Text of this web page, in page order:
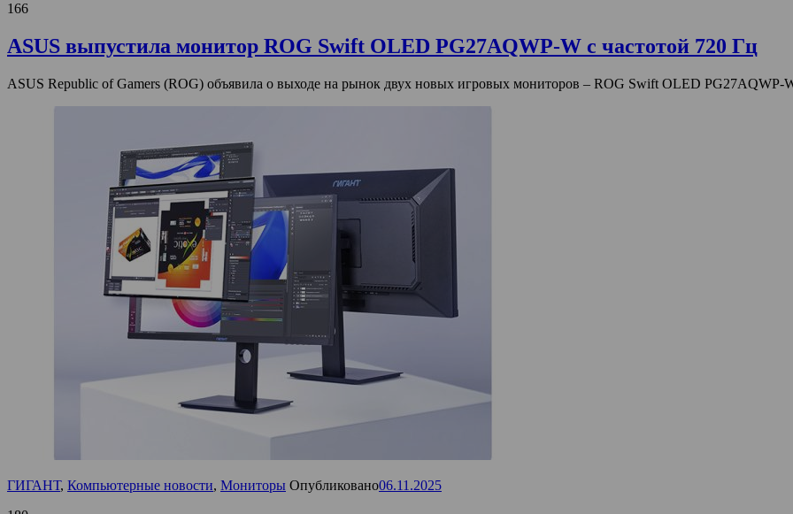
166
ASUS выпустила монитор ROG Swift OLED PG27AQWP-W с частотой 720 Гц
ASUS Republic of Gamers (ROG) объявила о выходе на рынок двух новых игровых мониторов – ROG Swift OLED
ГИГАНТ, Компьютерные новости, Мониторы Опубликовано06.11.2025